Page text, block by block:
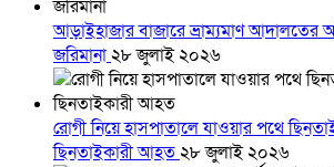
আড়াইহাজার বাজারে ভ্রাম্যমাণ আদালতের
জরিমানা২৮ জুলাই ২০২৬
রোগী নিয়ে হাসপাতালে যাওয়ার পথে
ছিনতাইকারী আহত২৮ জুলাই ২০২৬